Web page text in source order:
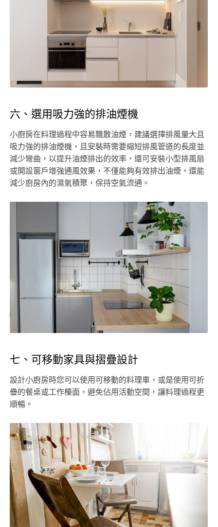
六、選用吸力強的排油煙機
小廚房在料理過程中容易飄散油煙，建議選擇排風量大且
吸力強的排油煙機，且安裝時需要縮短排風管道的長度並
減少彎曲，以提升油煙排出的效率，還可安裝小型排風扇
或開設窗戶增強通風效果，不僅能夠有效排出油煙，還能
減少廚房內的濕氣積聚，保持空氣流通。
七、可移動家具與摺疊設計
設計小廚房時您可以使用可移動的料理車，或是使用可折
疊的餐桌或工作檯面，避免佔用活動空間，讓料理過程更
順暢。